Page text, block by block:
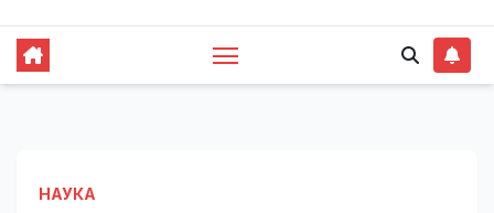
НАУКА